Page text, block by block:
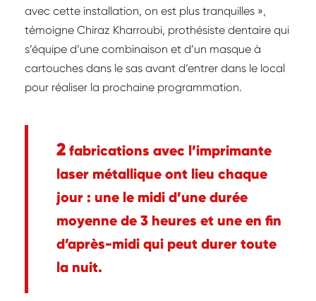
avec cette installation, on est plus tranquilles »,
témoigne Chiraz Kharroubi, prothésiste dentaire qui
s’équipe d’une combinaison et d’un masque à
cartouches dans le sas avant d’entrer dans le local
pour réaliser la prochaine programmation.
2 fabrications avec l’imprimante
laser métallique ont lieu chaque
jour : une le midi d’une durée
moyenne de 3 heures et une en fin
d’après-midi qui peut durer toute
la nuit.